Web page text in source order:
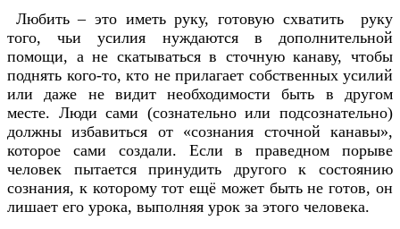
Любить – это иметь руку, готовую схватить руку
того, чьи усилия нуждаются в дополнительной
помощи, а не скатываться в сточную канаву, чтобы
поднять кого-то, кто не прилагает собственных усилий
или даже не видит необходимости быть в другом
месте. Люди сами (сознательно или подсознательно)
должны избавиться от «сознания сточной канавы»,
которое сами создали. Если в праведном порыве
человек пытается принудить другого к состоянию
сознания, к которому тот ещё может быть не готов, он
лишает его урока, выполняя урок за этого человека.